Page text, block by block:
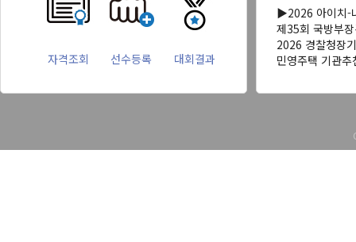
자격조회 선수등록 대회결과
▶2026 아이치-
제35회 국방부
2026 경찰청장
민영주택 기관